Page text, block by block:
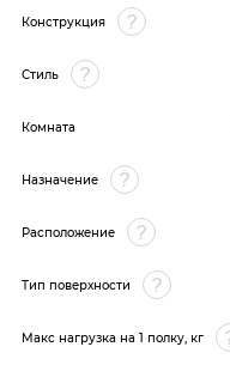
Конструкция
Стиль
Комната
Назначение
Расположение
Тип поверхности
Макс нагрузка на 1 полку, кг